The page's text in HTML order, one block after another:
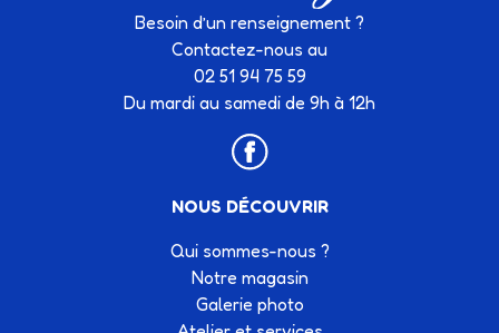
Besoin d’un renseignement ?
Contactez-nous au
02 51 94 75 59
Du mardi au samedi de 9h à 12h
NOUS DÉCOUVRIR
Qui sommes-nous ?
Notre magasin
Galerie photo